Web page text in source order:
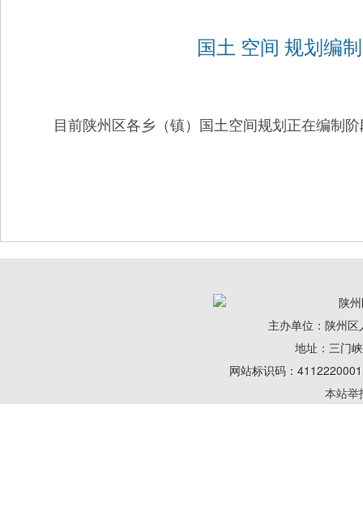
国土 空间 规划编
目前陕州区各乡（镇）国土空间规划正在编制
陕
主办单位：陕州
地址：三门
网站标识码：
本站举